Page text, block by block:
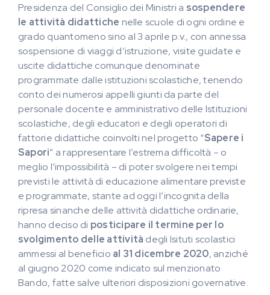
Presidenza del Consiglio dei Ministri a sospendere
le attività didattiche nelle scuole di ogni ordine e
grado quantomeno sino al 3 aprile p.v., con annessa
sospensione di viaggi d’istruzione, visite guidate e
uscite didattiche comunque denominate
programmate dalle istituzioni scolastiche, tenendo
conto dei numerosi appelli giunti da parte del
personale docente e amministrativo delle Istituzioni
scolastiche, degli educatori e degli operatori di
fattorie didattiche coinvolti nel progetto “Sapere i
Sapori” a rappresentare l’estrema difficoltà – o
meglio l’impossibilità – di poter svolgere nei tempi
previsti le attività di educazione alimentare previste
e programmate, stante ad oggi l’incognita della
ripresa sinanche delle attività didattiche ordinarie,
hanno deciso di posticipare il termine per lo
svolgimento delle attività degli Isituti scolastici
ammessi al beneficio al 31 dicembre 2020, anziché
al giugno 2020 come indicato sul menzionato
Bando, fatte salve ulteriori disposizioni governative.